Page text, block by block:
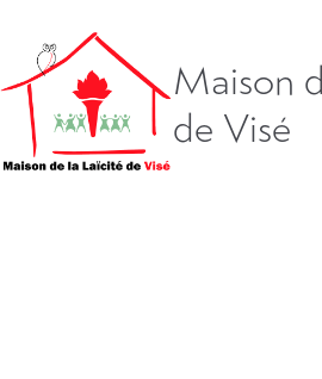
directement
le
contenu
Maison
de Visé